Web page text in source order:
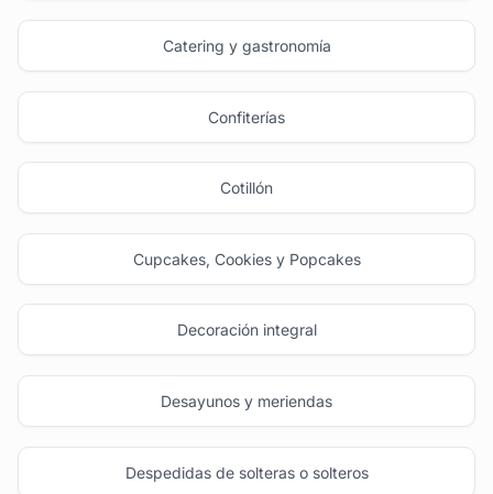
Catering y gastronomía
Confiterías
Cotillón
Cupcakes, Cookies y Popcakes
Decoración integral
Desayunos y meriendas
Despedidas de solteras o solteros